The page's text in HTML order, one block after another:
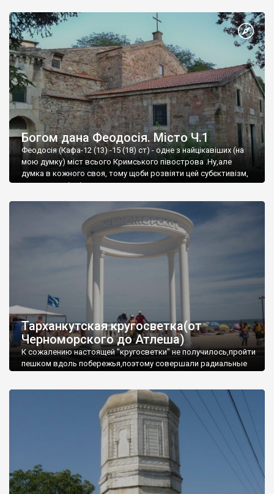
Богом дана Феодосія. Місто Ч.1
Феодосія (Кафа-12 (13) -15 (18) ст) - одне з найцікавіших (на
мою думку) міст всього Кримського півострова .Ну,але
думка в кожного своя, тому щоби розвіяти цей субєктивізм,
запрошую відвідати це
Тарханкутская кругосветка(от
Черноморского до Атлеша)
К сожалению настоящей "кругосветки" не получилось,пройти
пешком вдоль побережья,поэтому совершали радиальные